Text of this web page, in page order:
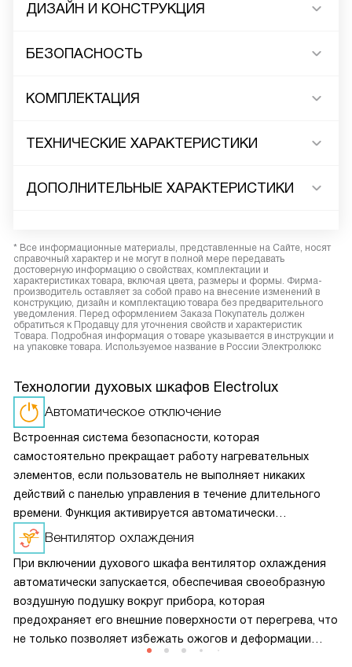
ДИЗАЙН И КОНСТРУКЦИЯ
БЕЗОПАСНОСТЬ
КОМПЛЕКТАЦИЯ
ТЕХНИЧЕСКИЕ ХАРАКТЕРИСТИКИ
ДОПОЛНИТЕЛЬНЫЕ ХАРАКТЕРИСТИКИ
* Все информационные материалы, представленные на Сайте, носят
справочный характер и не могут в полной мере передавать
достоверную информацию о свойствах, комплектации и
характеристиках товара, включая цвета, размеры и формы. Фирма-
производитель оставляет за собой право на внесение изменений в
конструкцию, дизайн и комплектацию товара без предварительного
уведомления. Перед оформлением Заказа Покупатель должен
обратиться к Продавцу для уточнения свойств и характеристик
Товара. Подробная информация о товаре указывается в инструкции и
на упаковке товара. Используемое название в России Электролюкс
Технологии духовых шкафов Electrolux
Автоматическое отключение
Встроенная система безопасности, которая
самостоятельно прекращает работу нагревательных
элементов, если пользователь не выполняет никаких
действий с панелью управления в течение длительного
времени. Функция активируется автоматически
и не требует дополнительной настройки.
Вентилятор охлаждения
При включении духового шкафа вентилятор охлаждения
автоматически запускается, обеспечивая своеобразную
воздушную подушку вокруг прибора, которая
предохраняет его внешние поверхности от перегрева, что
не только позволяет избежать ожогов и деформации